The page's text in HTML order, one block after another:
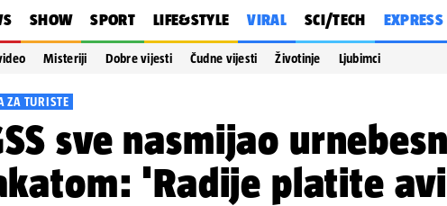
SHOW SPORT LIFE&STYLE VIRAL SCI/TECH EXPRESS
Misteriji Dobre vijesti Čudne vijesti Životinje Ljubimci
ZA TURISTE
sve nasmijao
'Radije platite